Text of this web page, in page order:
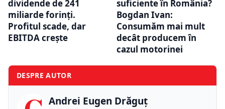
dividende de 241
miliarde forinți.
Profitul scade, dar
EBITDA crește
suficiente în România?
Bogdan Ivan:
Consumăm mai mult
decât producem în
cazul motorinei
DESPRE AUTOR
Andrei Eugen Drăguț